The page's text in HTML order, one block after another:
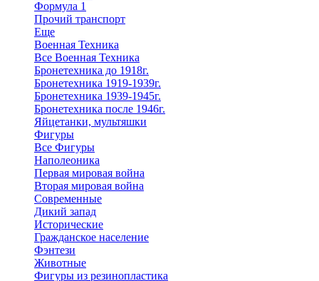
Формула 1
Прочий транспорт
Еще
Военная Техника
Все Военная Техника
Бронетехника до 1918г.
Бронетехника 1919-1939г.
Бронетехника 1939-1945г.
Бронетехника после 1946г.
Яйцетанки, мультяшки
Фигуры
Все Фигуры
Наполеоника
Первая мировая война
Вторая мировая война
Современные
Дикий запад
Исторические
Гражданское население
Фэнтези
Животные
Фигуры из резинопластика